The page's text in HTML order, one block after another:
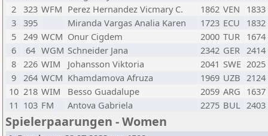
2 323 WFM Perez Hernandez Vicmary C. 1862 VEN
1833
3 395 Miranda Vargas Analia Karen 1723 ECU
1832
5 249 WCM Onur Cigdem 2000 TUR 1674
6
64 WGM Schneider Jana 2342 GER 2414
8 226 WIM Johansson Viktoria 2041 SWE 2025
9 264 WCM Khamdamova Afruza 1969 UZB 2124
10 218 WIM Besso Guadalupe 2059 ARG 1637
11 103 FM Antova Gabriela 2275 BUL 2403
Spielerpaarungen - Women